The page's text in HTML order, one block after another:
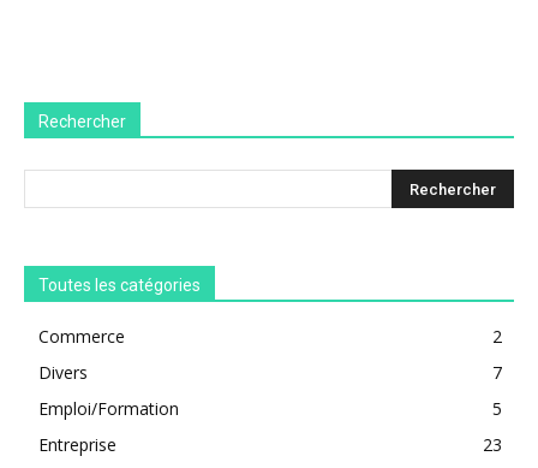
Rechercher
Toutes les catégories
Commerce
2
Divers
7
Emploi/Formation
5
Entreprise
23